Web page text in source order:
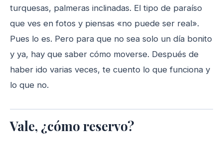
turquesas, palmeras inclinadas. El tipo de paraíso
que ves en fotos y piensas «no puede ser real».
Pues lo es. Pero para que no sea solo un día bonito
y ya, hay que saber cómo moverse. Después de
haber ido varias veces, te cuento lo que funciona y
lo que no.
Vale, ¿cómo reservo?